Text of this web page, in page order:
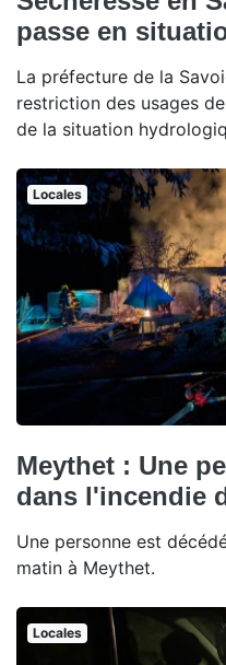
passe en
La préfecture de la
restriction des usages
de la situation
Locales
Meythet : Une
dans l'incendie
Une personne est
matin à Meythet.
Locales